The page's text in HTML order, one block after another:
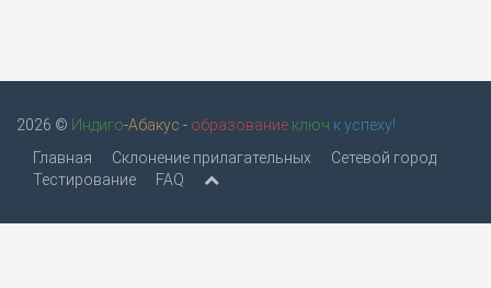
2026 © Индиго-Абакус - образование ключ к успеху!
Главная
Склонение прилагательных
Сетевой город
Тестирование
FAQ